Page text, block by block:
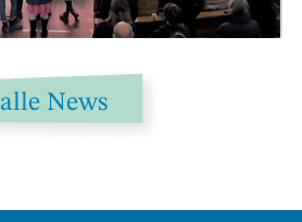
alle News